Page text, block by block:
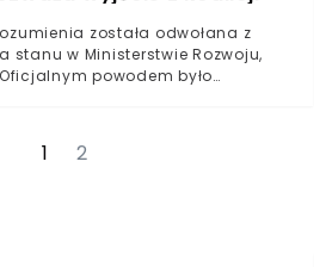
została odwołana z
stanu w Ministerstwie Rozwoju,
powodem było
1 2